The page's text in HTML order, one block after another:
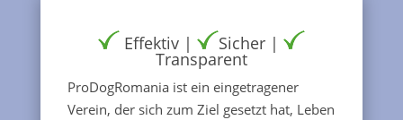
Effektiv | Sicher |
Transparent
ProDogRomania ist ein eingetragener
Verein, der sich zum Ziel gesetzt hat, Leben